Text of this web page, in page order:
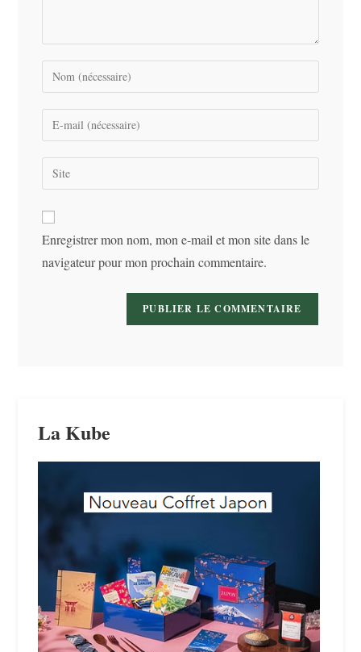
Enter
your
name
comment
Enter
your
email
address
Saisir
l’URL
votre
site
(facultatif)
Enregistrer mon nom, mon e-mail et mon site dans le
navigateur pour mon prochain commentaire.
La Kube